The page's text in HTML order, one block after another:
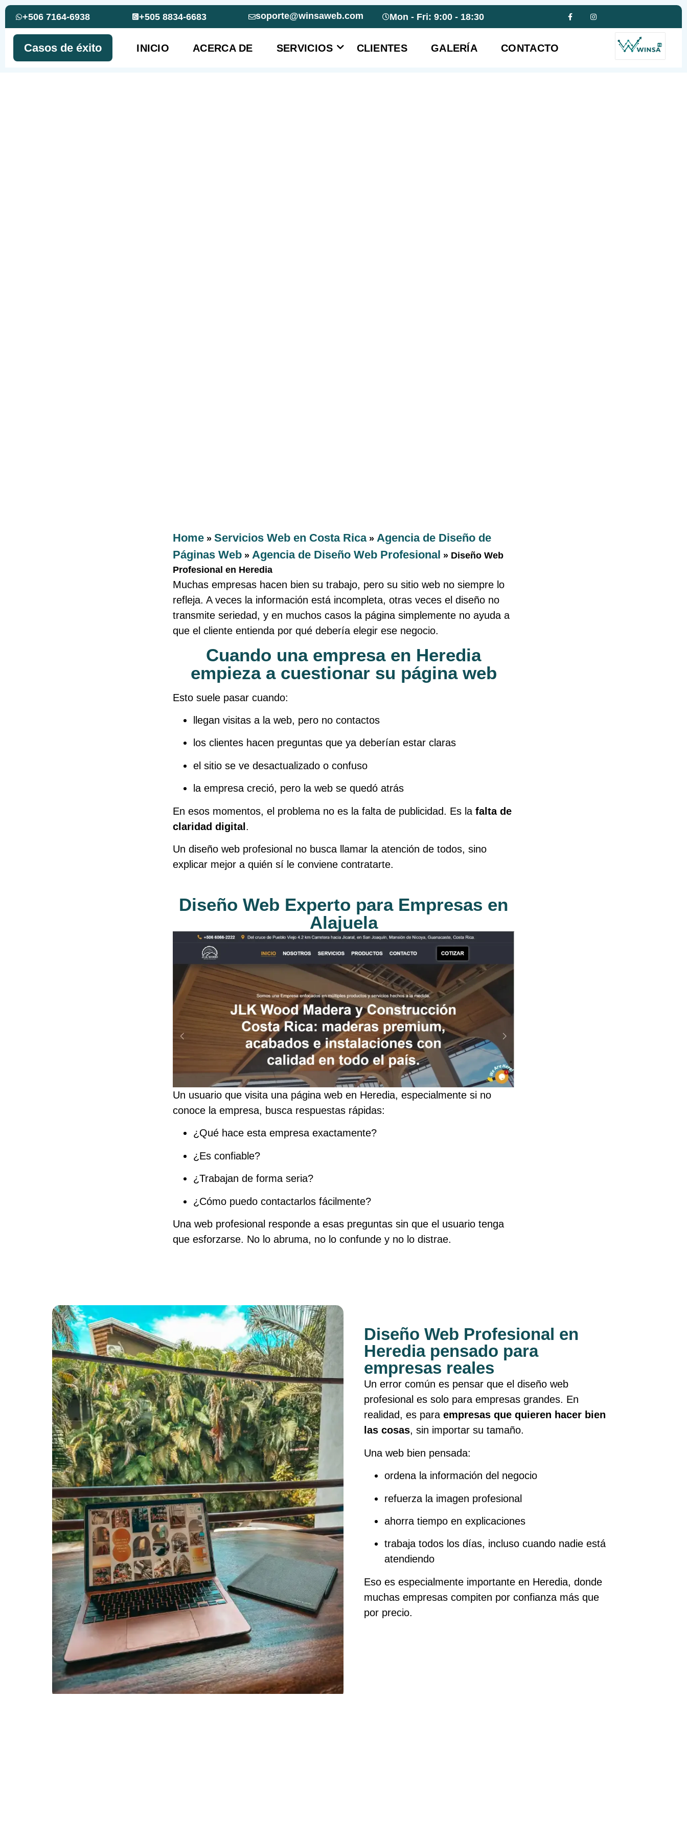
+506 7164-6938 +505 8834-6683 soporte@winsaweb.com Mon - Fri: 9:00 - 18:30
Casos de éxito INICIO ACERCA DE SERVICIOS CLIENTES GALERÍA CONTACTO
Home » Servicios Web en Costa Rica» Agencia de Diseño de
Páginas Web » Agencia de Diseño Web Profesional » Diseño Web
Profesional en Heredia
Muchas empresas hacen bien su trabajo, pero su sitio web no siempre lo
refleja. A veces la información está incompleta, otras veces el diseño no
transmite seriedad, y en muchos casos la página simplemente no ayuda a
que el cliente entienda por qué debería elegir ese negocio.
Cuando una empresa en Heredia
empieza a cuestionar su página web
Esto suele pasar cuando:
llegan visitas a la web, pero no contactos
los clientes hacen preguntas que ya deberían estar claras
el sitio se ve desactualizado o confuso
la empresa creció, pero la web se quedó atrás
En esos momentos, el problema no es la falta de publicidad. Es la falta de
claridad digital.
Un diseño web profesional no busca llamar la atención de todos, sino
explicar mejor a quién sí le conviene contratarte.
Diseño Web Experto para Empresas en
Alajuela
Un usuario que visita una página web en Heredia, especialmente si no
conoce la empresa, busca respuestas rápidas:
¿Qué hace esta empresa exactamente?
¿Es confiable?
¿Trabajan de forma seria?
¿Cómo puedo contactarlos fácilmente?
Una web profesional responde a esas preguntas sin que el usuario tenga
que esforzarse. No lo abruma, no lo confunde y no lo distrae.
Diseño Web Profesional en
Heredia pensado para
empresas reales
Un error común es pensar que el diseño web
profesional es solo para empresas grandes. En
realidad, es para empresas que quieren hacer bien
las cosas, sin importar su tamaño.
Una web bien pensada:
ordena la información del negocio
refuerza la imagen profesional
ahorra tiempo en explicaciones
trabaja todos los días, incluso cuando nadie está
atendiendo
Eso es especialmente importante en Heredia, donde
muchas empresas compiten por confianza más que
por precio.